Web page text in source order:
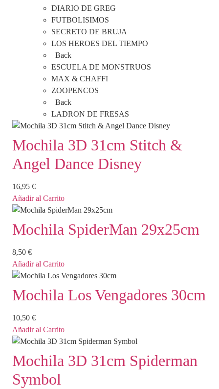
DIARIO DE GREG
FUTBOLISIMOS
SECRETO DE BRUJA
LOS HEROES DEL TIEMPO
Back
ESCUELA DE MONSTRUOS
MAX & CHAFFI
ZOOPENCOS
Back
LADRON DE FRESAS
Mochila 3D 31cm Stitch &
Angel Dance Disney
16,95 €
Añadir al Carrito
Mochila SpiderMan 29x25cm
8,50 €
Añadir al Carrito
Mochila Los Vengadores 30cm
10,50 €
Añadir al Carrito
Mochila 3D 31cm Spiderman
Symbol